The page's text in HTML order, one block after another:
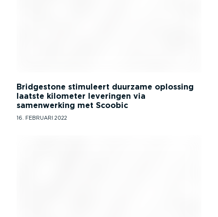
Bridgestone stimuleert duurzame oplossing
laatste kilometer leveringen via
samenwerking met Scoobic
16. FEBRUARI 2022